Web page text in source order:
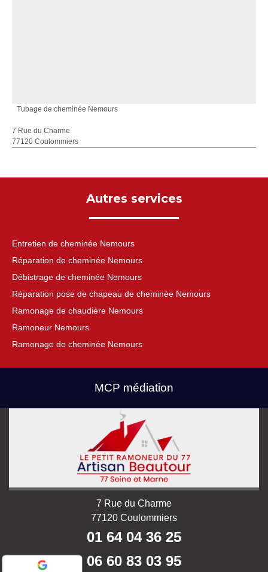
Tubage de cheminée Nemours
7 Rue du Charme
77120 Coulommiers
Autres services
Entretien de cheminée Nemours
Réparation de cheminée Nemours
Débistrage de cheminée Nemours
Réparation pose de chapeau de cheminée Nemours
Ramonage de chaudière Nemours
Ramoneur Nemours
Ramonage de cheminée Nemours
MCP médiation
7 Rue du Charme
77120 Coulommiers
01 64 04 36 25
06 60 83 03 95